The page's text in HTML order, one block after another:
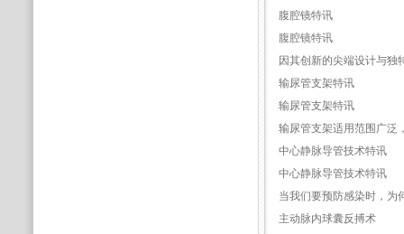
腹腔镜特讯
腹腔镜特讯
因其创新的尖端设计与独
输尿管支架特讯
输尿管支架特讯
输尿管支架适用范围广泛
中心静脉导管技术特讯
中心静脉导管技术特讯
当我们要预防感染时，为
主动脉内球囊反搏术